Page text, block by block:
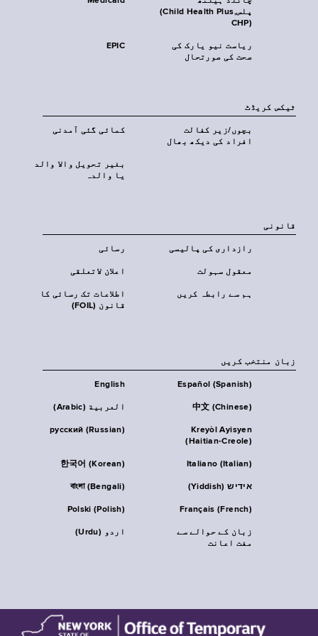
پلس‎(Child Health Plus,
CHP)‎
EPIC
ریاست نیو یارک کی
صحت کی صورتحال
ٹیکس کریڈٹ
کمائی گئی آمدنی
بچوں/زیر کفالت
افراد کی دیکھ بھال
بغیر تحویل والا والد
یا والدہ
قانونی
رسائی رازداری کی پالیسی
اعلان لاتعلقی معقول سہولت
اطلاعات تک رسائی کا
قانون (FOIL)
ہم سے رابطہ کریں
زبان منتخب کریں
English Español (Spanish)
العربية (Arabic) 中文 (Chinese)
русский (Russian)
Kreyòl Ayisyen
(Haitian-Creole)
한국어 (Korean) Italiano (Italian)
বাংলা (Bengali) אידיש (Yiddish)
Polski (Polish) Français (French)
اردو (Urdu)
زبان کے حوالے سے
مفت اعانت